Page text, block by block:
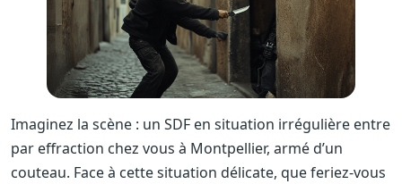
Imaginez la scène : un SDF en situation irrégulière entre
par effraction chez vous à Montpellier, armé d’un
couteau. Face à cette situation délicate, que feriez-vous